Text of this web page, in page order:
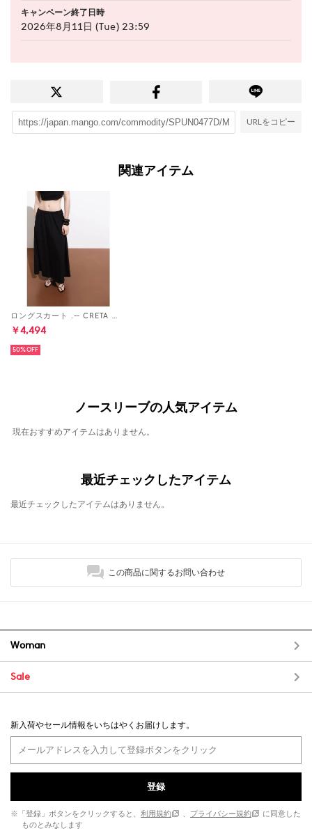
キャンペーン終了日時
2026年8月11日 (Tue) 23:59
URLをコピー
関連アイテム
ロングスカート .-- CRETA （ブラック）
￥4,494
50%
ノースリーブの人気アイテム
現在おすすめアイテムはありません。
最近チェックしたアイテム
最近チェックしたアイテムはありません。
この商品に関するお問い合わせ
Woman
Sale
新入荷やセール情報をいちはやくお届けします。
登録
※「登録」ボタンをクリックすると、 利用規約 、 プライバシー規約
に同意した
ものとみなします